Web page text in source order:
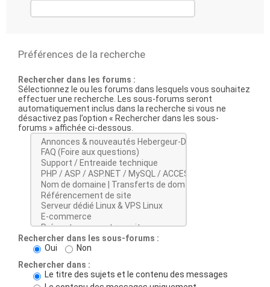
Préférences de la recherche
Rechercher dans les forums :
Sélectionnez le ou les forums dans lesquels vous souhaitez
effectuer une recherche. Les sous-forums seront
automatiquement inclus dans la recherche si vous ne
désactivez pas l’option « Rechercher dans les sous-
forums » affichée ci-dessous.
Rechercher dans les sous-forums :
Oui
Non
Rechercher dans :
Le titre des sujets et le contenu des messages